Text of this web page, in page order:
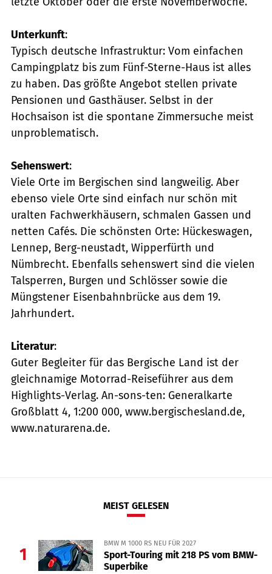
Unterkunft:
Typisch deutsche Infrastruktur: Vom einfachen
Campingplatz bis zum Fünf-Sterne-Haus ist alles
zu haben. Das größte Angebot stellen private
Pensionen und Gasthäuser. Selbst in der
Hochsaison ist die spontane Zimmersuche meist
unproblematisch.
Sehenswert:
Viele Orte im Bergischen sind langweilig. Aber
ebenso viele Orte sind einfach nur schön mit
uralten Fachwerkhäusern, schmalen Gassen und
netten Cafés. Die schönsten Orte: Hückeswagen,
Lennep, Berg-neustadt, Wipperfürth und
Nümbrecht. Ebenfalls sehenswert sind die vielen
Talsperren, Burgen und Schlösser sowie die
Müngstener Eisenbahnbrücke aus dem 19.
Jahrhundert.
Literatur:
Guter Begleiter für das Bergische Land ist der
gleichnamige Motorrad-Reiseführer aus dem
Highlights-Verlag. An-sons-ten: Generalkarte
Großblatt 4, 1:200 000, www.bergischesland.de,
www.naturarena.de.
MEIST GELESEN
1
BMW M 1000 RS NEU FÜR 2027
Sport-Touring mit 218 PS vom BMW-
Superbike